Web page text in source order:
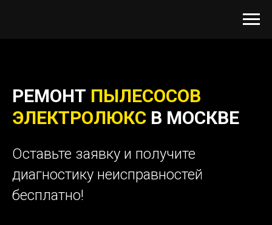
РЕМОНТ ПЫЛЕСОСОВ
ЭЛЕКТРОЛЮКС В МОСКВЕ
Оставьте заявку и получите
диагностику неисправностей
бесплатно!